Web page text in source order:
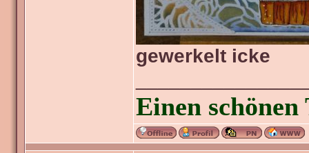
gewerkelt icke
Einen